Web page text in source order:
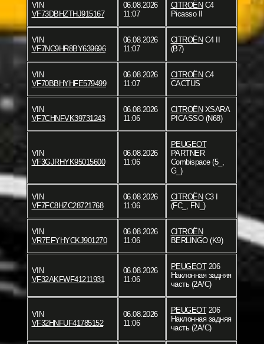
VIN
VF73DBHZTHJ915167
06.08.2026
11:07
CITROËN C4
Picasso II
VIN
VF7NC9HR8BY639696
06.08.2026
11:07
CITROËN C4 II
(B7)
VIN
VF70BBHYHFE579499
06.08.2026
11:07
CITROËN C4
CACTUS
VIN
VF7CHNFVK39731243
06.08.2026
11:06
CITROËN XSARA
PICASSO (N68)
VIN
VF3GJRHYK95015600
06.08.2026
11:06
PEUGEOT
PARTNER
Combispace (5_,
G_)
VIN
VF7FC8HZC28721768
06.08.2026
11:06
CITROËN C3 I
(FC_, FN_)
VIN
VR7EFYHYCKJ901270
06.08.2026
11:06
CITROËN
BERLINGO (K9)
VIN
VF32AKFWF41211931
06.08.2026
11:06
PEUGEOT206
Наклонная задняя
часть (2A/C)
VIN
VF32HNFUF41785152
06.08.2026
11:06
PEUGEOT206
Наклонная задняя
часть (2A/C)